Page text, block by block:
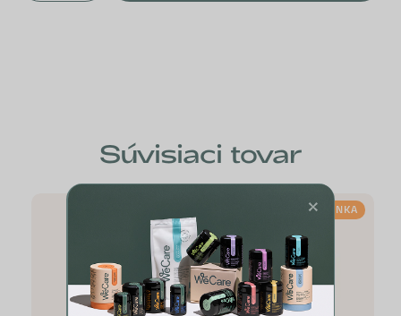
Súvisiaci tovar
NOVINKA
×